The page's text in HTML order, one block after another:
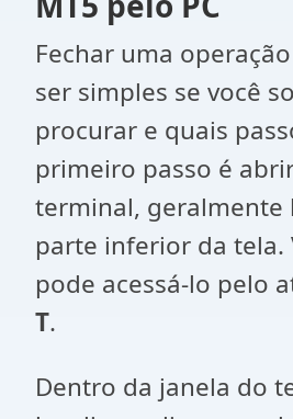
Fechar uma
ser simples se você
procurar e quais
primeiro passo é
terminal, geralmente
parte inferior da tela.
pode acessá-lo pelo
T.
Dentro da janela do